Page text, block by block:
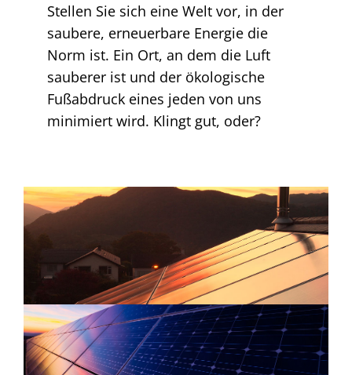
Stellen Sie sich eine Welt vor, in der
saubere, erneuerbare Energie die
Norm ist. Ein Ort, an dem die Luft
sauberer ist und der ökologische
Fußabdruck eines jeden von uns
minimiert wird. Klingt gut, oder?